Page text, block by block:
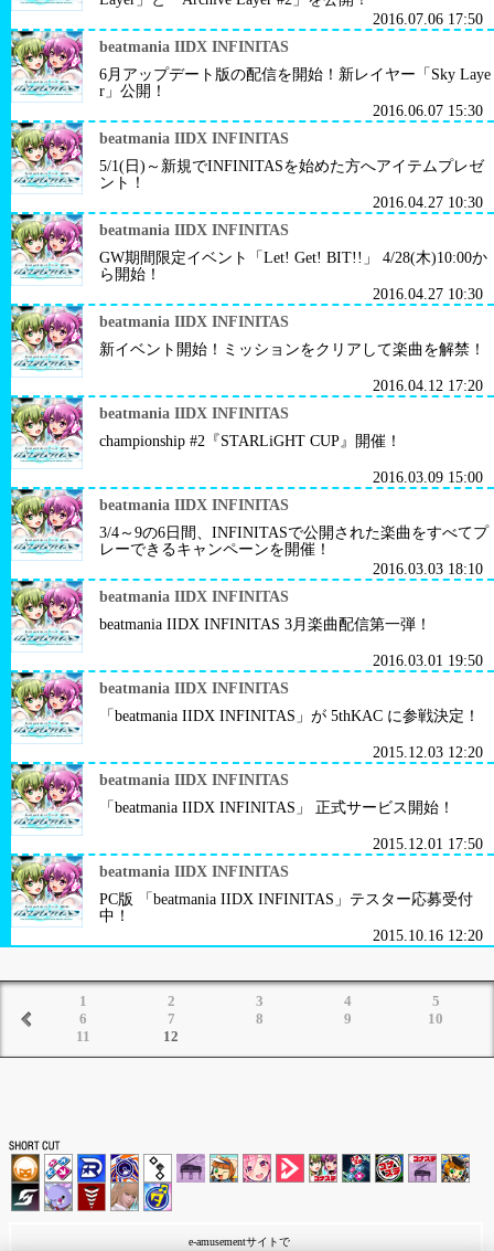
2016.07.06 17:50
beatmania IIDX INFINITAS
6月アップデート版の配信を開始！新レイヤー「Sky Laye
r」公開！
2016.06.07 15:30
beatmania IIDX INFINITAS
5/1(日)～新規でINFINITASを始めた方へアイテムプレゼ
ント！
2016.04.27 10:30
beatmania IIDX INFINITAS
GW期間限定イベント「Let! Get! BIT!!」 4/28(木)10:00か
ら開始！
2016.04.27 10:30
beatmania IIDX INFINITAS
新イベント開始！ミッションをクリアして楽曲を解禁！
2016.04.12 17:20
beatmania IIDX INFINITAS
championship #2『STARLiGHT CUP』開催！
2016.03.09 15:00
beatmania IIDX INFINITAS
3/4～9の6日間、INFINITASで公開された楽曲をすべてプ
レーできるキャンペーンを開催！
2016.03.03 18:10
beatmania IIDX INFINITAS
beatmania IIDX INFINITAS 3月楽曲配信第一弾！
2016.03.01 19:50
beatmania IIDX INFINITAS
「beatmania IIDX INFINITAS」が 5thKAC に参戦決定！
2015.12.03 12:20
beatmania IIDX INFINITAS
「beatmania IIDX INFINITAS」 正式サービス開始！
2015.12.01 17:50
beatmania IIDX INFINITAS
PC版 「beatmania IIDX INFINITAS」テスター応募受付
中！
2015.10.16 12:20
1 2 3 4
5
6
7 8 9
10
11
12
e-amusementサイトで